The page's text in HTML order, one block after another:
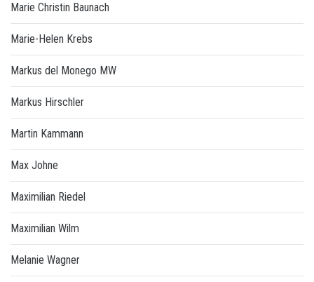
Marie Christin Baunach
Marie-Helen Krebs
Markus del Monego MW
Markus Hirschler
Martin Kammann
Max Johne
Maximilian Riedel
Maximilian Wilm
Melanie Wagner